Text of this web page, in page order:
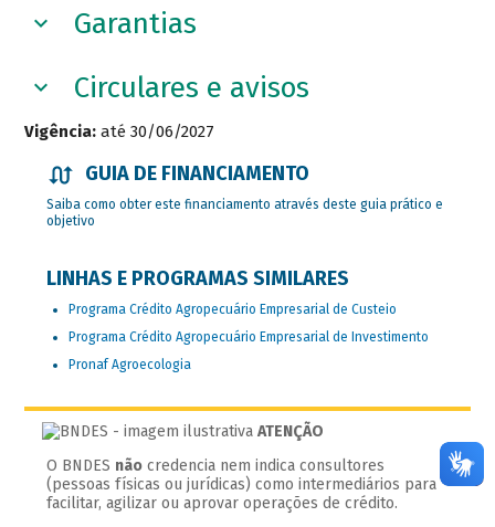
Garantias
Circulares e avisos
Vigência: até 30/06/2027
GUIA DE FINANCIAMENTO
Saiba como obter este financiamento através deste guia prático e
objetivo
LINHAS E PROGRAMAS SIMILARES
Programa Crédito Agropecuário Empresarial de Custeio
Programa Crédito Agropecuário Empresarial de Investimento
Pronaf Agroecologia
ATENÇÃO
O BNDES não credencia nem indica consultores
(pessoas físicas ou jurídicas) como intermediários para
facilitar, agilizar ou aprovar operações de crédito.